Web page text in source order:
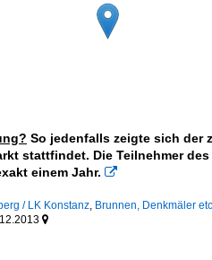
So jedenfalls zeigte sich der
stattfindet. Die Teilnehmer
einem Jahr. 
/ LK Konstanz, Brunnen, Denkmäler
